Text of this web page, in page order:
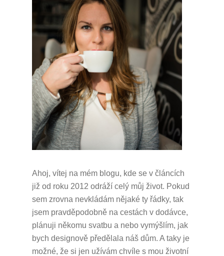
Ahoj, vítej na mém blogu, kde se v článcích
již od roku 2012 odráží celý můj život. Pokud
sem zrovna nevkládám nějaké ty řádky, tak
jsem pravděpodobně na cestách v dodávce,
plánuji někomu svatbu a nebo vymýšlím, jak
bych designově předělala náš dům. A taky je
možné, že si jen užívám chvíle s mou životní